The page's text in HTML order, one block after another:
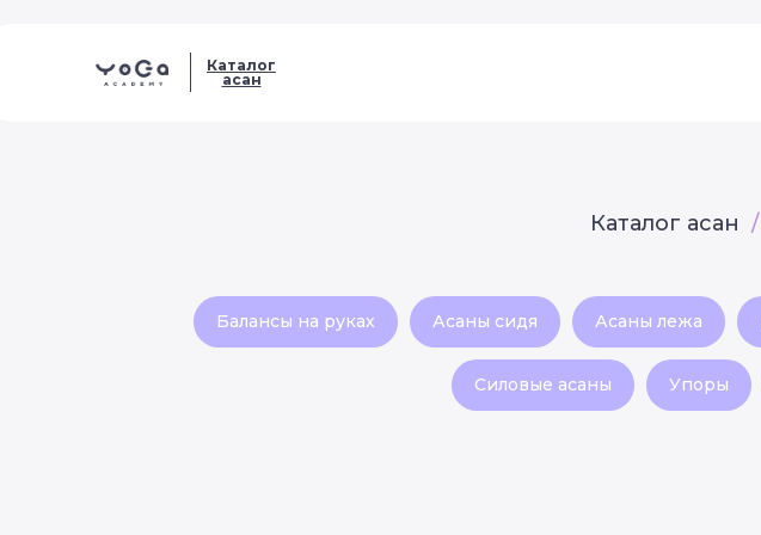
Каталог
асан
Каталог асан /
Балансы на руках Асаны сидя Асаны лежа
Силовые асаны Упоры